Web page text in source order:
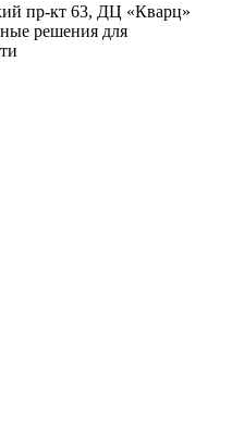
пр-кт 63, ДЦ «Кварц»
решения для